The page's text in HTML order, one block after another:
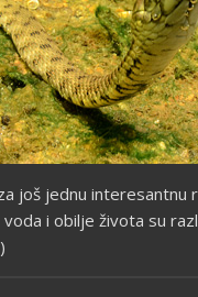
još jednu
i obilje života su